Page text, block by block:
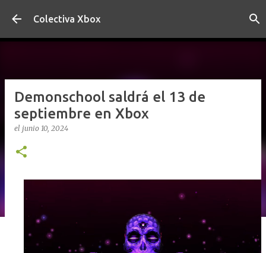
Ir al contenido principal
Colectiva Xbox
Demonschool saldrá el 13 de
septiembre en Xbox
el junio 10, 2024